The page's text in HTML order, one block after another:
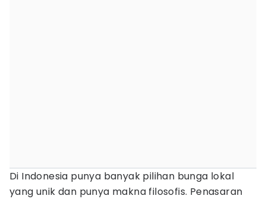
Di Indonesia punya banyak pilihan bunga lokal
yang unik dan punya makna filosofis. Penasaran